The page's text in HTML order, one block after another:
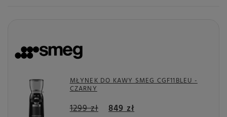
MŁYNEK DO KAWY SMEG CGF11BLEU -
CZARNY
1299 zł 849 zł